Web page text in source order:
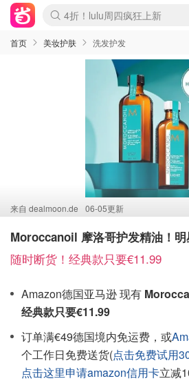
Boticinal 夏促开抢！
4折！lulu周四疯狂上新
还没结束！&OtherStories大促
Joybuy变相75折 随时失效
速领！Stanley独家85折
疑似霸哥！Camper额外叠85折
Zalando 奥莱闪促！每日更新
Moncler反季囤！5折起+叠9折
Coach Brooklyn仅€192
首页 美妆护肤 洗发护发
来自 dealmoon.de 06-05更新
Moroccanoil 摩洛哥护发精油！
随时断货！经典款只要€11.99
Amazon德国亚马逊 现有
经典款只要€11.99
订单满€49德国境内免运费，或
个工作日免费送货(点击免费试用
点击这里申请amazon信用卡立减